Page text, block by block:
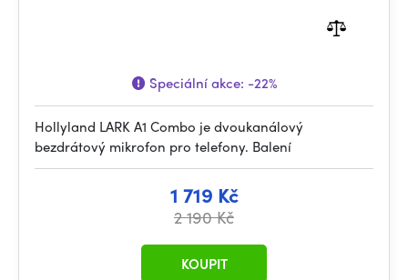
Speciální akce: -22%
Hollyland LARK A1 Combo je dvoukanálový
bezdrátový mikrofon pro telefony. Balení
1 719 Kč
2 190 Kč
KOUPIT